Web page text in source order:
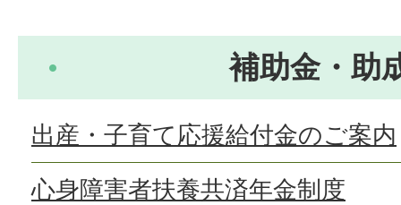
補助金・助
出産・子育て応援給付金のご案内
心身障害者扶養共済年金制度